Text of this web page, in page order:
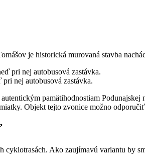
je historická murovaná stavba
nej autobusová zastávka.
pamätihodnostiam
Objekt tejto zvonice možno
cyklotrasách. Ako zaujímavú variantu